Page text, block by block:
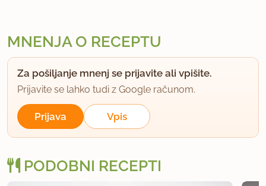
MNENJA O RECEPTU
Za pošiljanje mnenj se prijavite ali vpišite.
Prijavite se lahko tudi z Google računom.
Prijava Vpis
PODOBNI RECEPTI